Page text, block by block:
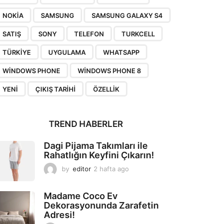
NOKIA SAMSUNG SAMSUNG GALAXY S4
SATIŞ SONY TELEFON TURKCELL
TÜRKIYE UYGULAMA WHATSAPP
WINDOWS PHONE WINDOWS PHONE 8
YENI ÇIKIŞ TARIHI ÖZELLIK
TREND HABERLER
Dagi Pijama Takımları ile
Rahatlığın Keyfini Çıkarın!
by editor 2 hafta ago
g
Madame Coco Ev
Dekorasyonunda Zarafetin
Adresi!